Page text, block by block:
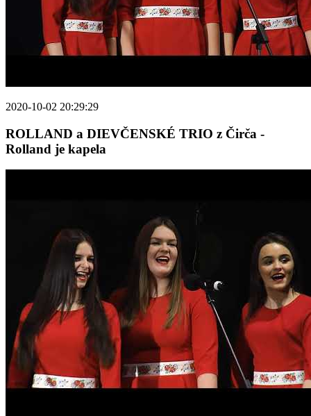
2020-10-02 20:29:29
ROLLAND a DIEVČENSKÉ TRIO z Čirča -
Rolland je kapela